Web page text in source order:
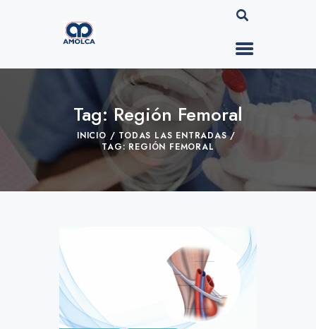
Tag: Región Femoral
INICIO
TODAS LAS ENTRADAS
TAG: REGIÓN FEMORAL